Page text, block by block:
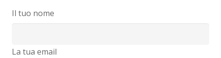
Il tuo nome
La tua email